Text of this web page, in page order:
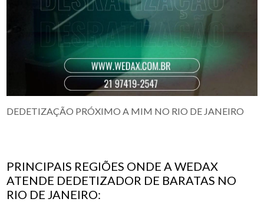
DEDETIZAÇÃO PRÓXIMO A MIM NO RIO DE JANEIRO
PRINCIPAIS REGIÕES ONDE A WEDAX
ATENDE DEDETIZADOR DE BARATAS NO
RIO DE JANEIRO: